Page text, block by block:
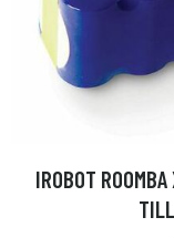
IROBOT